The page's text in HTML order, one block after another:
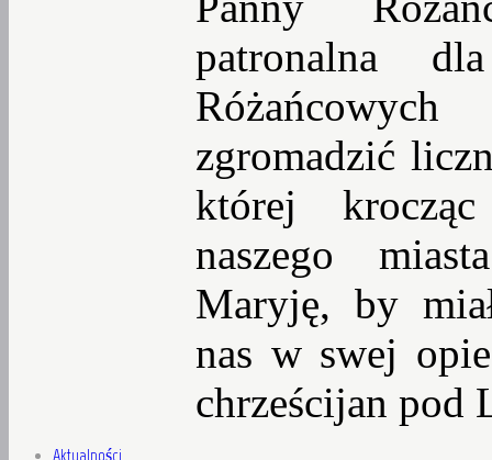
patronalna
zgromadzić
której
naszego
Maryję, by
nas w swej
chrześcijan pod
Aktualności